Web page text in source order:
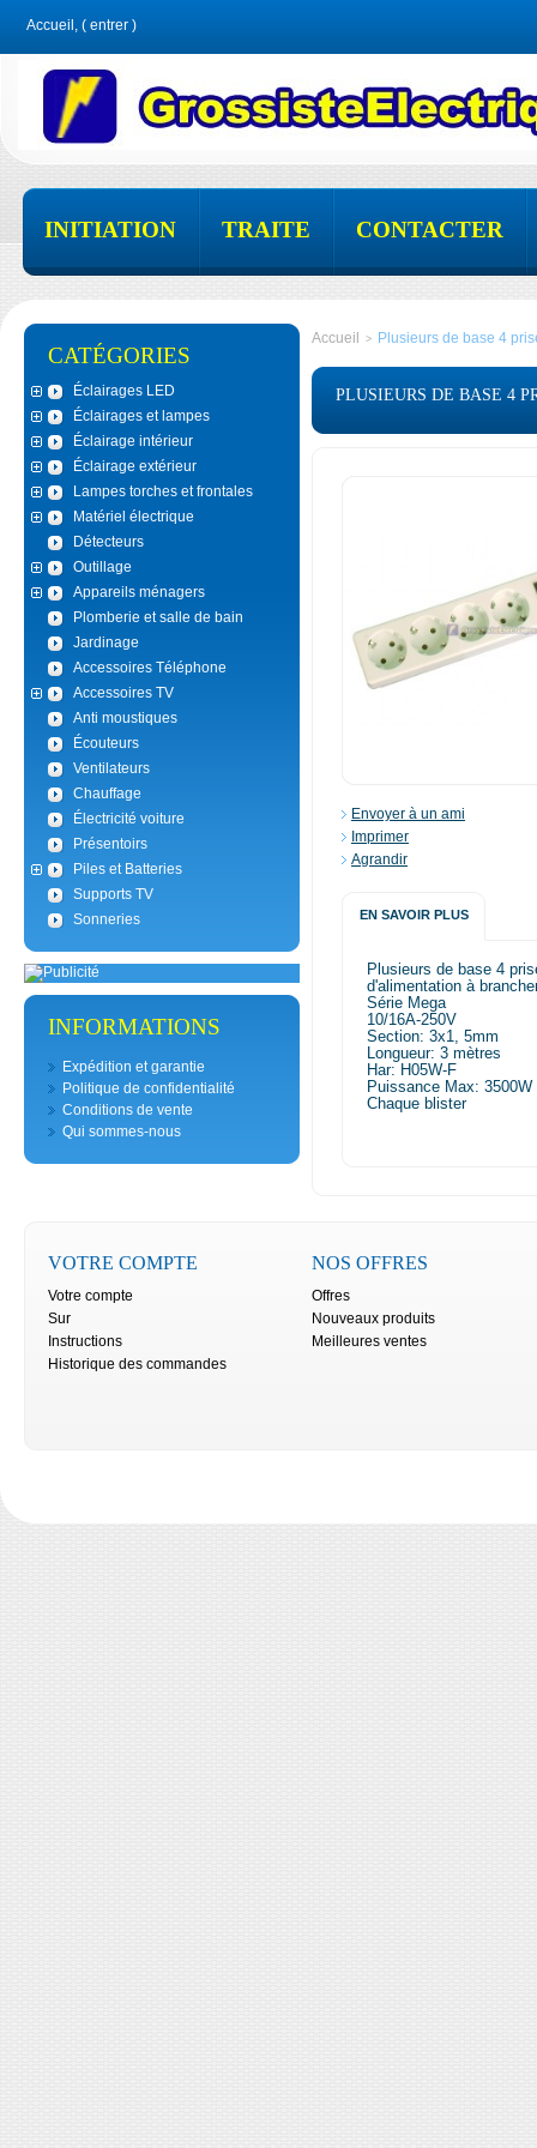
Accueil, ( entrer )
INITIATION TRAITE CONTACTER
CATÉGORIES
Éclairages LED
Éclairages et lampes
Éclairage intérieur
Éclairage extérieur
Lampes torches et frontales
Matériel électrique
Détecteurs
Outillage
Appareils ménagers
Plomberie et salle de bain
Jardinage
Accessoires Téléphone
Accessoires TV
Anti moustiques
Écouteurs
Ventilateurs
Chauffage
Électricité voiture
Présentoirs
Piles et Batteries
Supports TV
Sonneries
INFORMATIONS
Expédition et garantie
Politique de confidentialité
Conditions de vente
Qui sommes-nous
Accueil > Plusieurs de base 4
PLUSIEURS DE BASE 4
Envoyer à un ami
Imprimer
Agrandir
EN SAVOIR PLUS
Plusieurs de base 4
d'alimentation à
Série Mega
10/16A-250V
Section: 3x1, 5mm
Longueur: 3 mètres
Har: H05W-F
Puissance Max: 3500W
Chaque blister
VOTRE COMPTE
Votre compte
Sur
Instructions
Historique des commandes
NOS OFFRES
Offres
Nouveaux produits
Meilleures ventes